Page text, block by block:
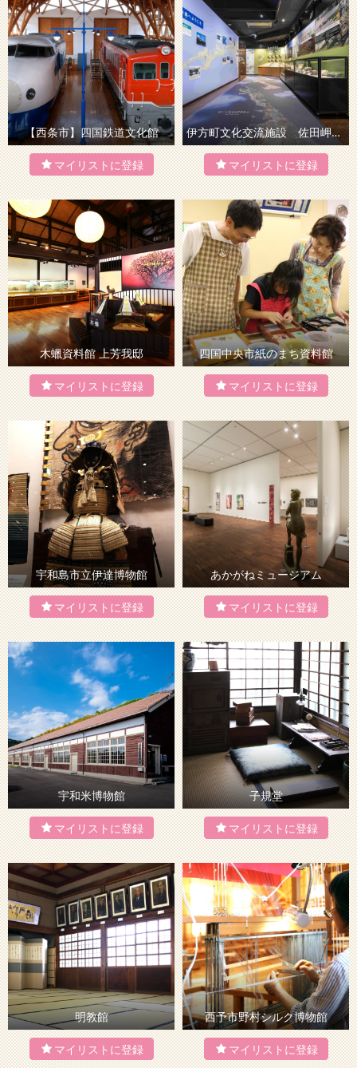
【西条市】四国鉄道文化館 伊方町文化交流施設 佐田岬半島ミュージアム
木蠟資料館 上芳我邸 四国中央市紙のまち資料館
宇和島市立伊達博物館 あかがねミュージアム
宇和米博物館 子規堂
明教館 西予市野村シルク博物館